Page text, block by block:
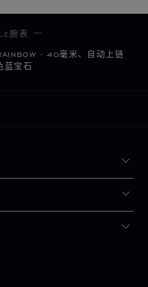
腕表
- 40毫米、自动上链
蓝宝石
/地区）